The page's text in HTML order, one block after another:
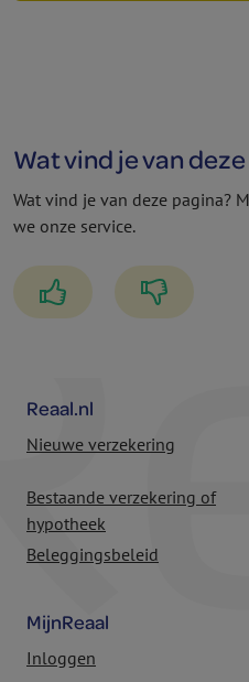
Wat vind je van
Wat vind je van deze pagina?
we onze service.
Reaal.nl
Nieuwe verzekering
Bestaande verzekering of
hypotheek
Beleggingsbeleid
MijnReaal
Inloggen